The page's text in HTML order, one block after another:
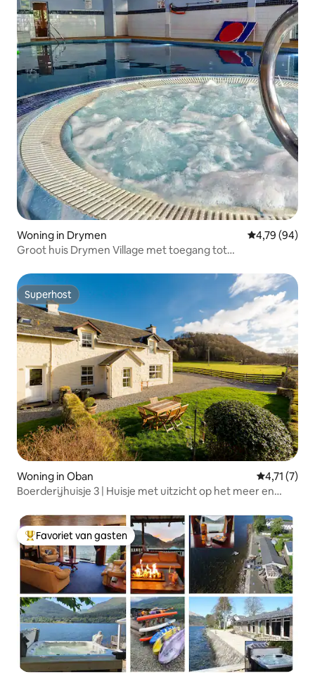
Woning in Drymen Gemiddelde
4,79 (94)
Groot huis Drymen Village met toegang tot
Superhost
Superhost
Woning in Oban
4,71 (7)
Boerderijhuisje 3 | Huisje met uitzicht op het meer en
Topfavoriet van gasten
Favoriet van gasten